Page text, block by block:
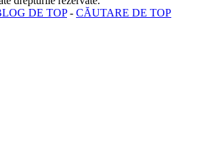
DE TOP- CĂUTARE DE TOP